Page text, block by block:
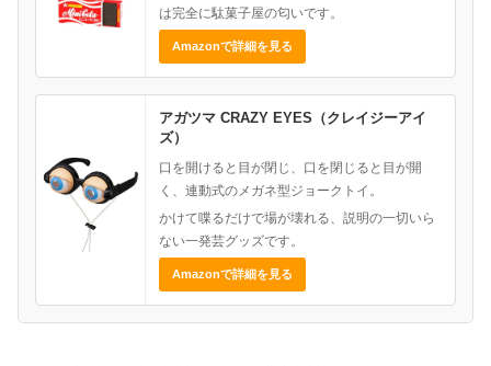
は完全に駄菓子屋の匂いです。
Amazonで詳細を見る
アガツマ CRAZY EYES（クレイジーアイ
ズ）
口を開けると目が閉じ、口を閉じると目が開
く、連動式のメガネ型ジョークトイ。
かけて喋るだけで場が壊れる、説明の一切いら
ない一発芸グッズです。
Amazonで詳細を見る